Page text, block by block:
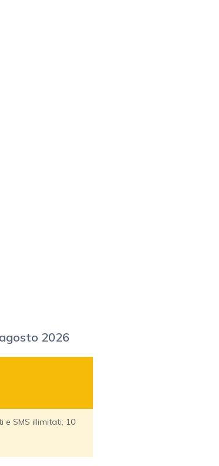
agosto 2026
e SMS illimitati; 10